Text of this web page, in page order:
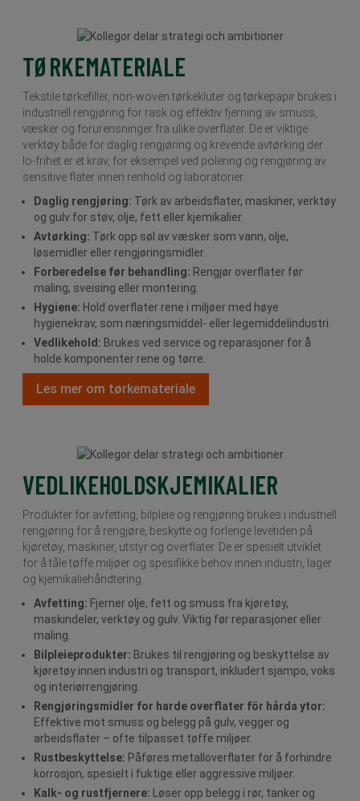
TØRKEMATERIALE
Tekstile tørkefiller, non-woven tørkekluter og tørkepapir brukes i
industriell rengjøring for rask og effektiv fjerning av smuss,
væsker og forurensninger fra ulike overflater. De er viktige
verktøy både for daglig rengjøring og krevende avtørking der
lo-frihet er et krav, for eksempel ved polering og rengjøring av
sensitive flater innen renhold og laboratorier.
Daglig rengjøring: Tørk av arbeidsflater, maskiner, verktøy
og gulv for støv, olje, fett eller kjemikalier.
Avtørking: Tørk opp søl av væsker som vann, olje,
løsemidler eller rengjøringsmidler.
Forberedelse før behandling: Rengjør overflater før
maling, sveising eller montering.
Hygiene: Hold overflater rene i miljøer med høye
hygienekrav, som næringsmiddel- eller legemiddelindustri.
Vedlikehold: Brukes ved service og reparasjoner for å
holde komponenter rene og tørre.
Les mer om tørkemateriale
VEDLIKEHOLDSKJEMIKALIER
Produkter for avfetting, bilpleie og rengjøring brukes i industriell
rengjøring for å rengjøre, beskytte og forlenge levetiden på
kjøretøy, maskiner, utstyr og overflater. De er spesielt utviklet
for å tåle tøffe miljøer og spesifikke behov innen industri, lager
og kjemikaliehåndtering.
Avfetting: Fjerner olje, fett og smuss fra kjøretøy,
maskindeler, verktøy og gulv. Viktig før reparasjoner eller
maling.
Bilpleieprodukter: Brukes til rengjøring og beskyttelse av
kjøretøy innen industri og transport, inkludert sjampo, voks
og interiørrengjøring.
Rengjøringsmidler for harde overflater för hårda ytor:
Effektive mot smuss og belegg på gulv, vegger og
arbeidsflater – ofte tilpasset tøffe miljøer.
Rustbeskyttelse: Påføres metalloverflater for å forhindre
korrosjon, spesielt i fuktige eller aggressive miljøer.
Kalk- og rustfjernere: Løser opp belegg i rør, tanker og